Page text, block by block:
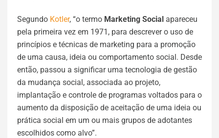
Segundo Kotler, “o termo Marketing Social apareceu
pela primeira vez em 1971, para descrever o uso de
princípios e técnicas de marketing para a promoção
de uma causa, ideia ou comportamento social. Desde
então, passou a significar uma tecnologia de gestão
da mudança social, associada ao projeto,
implantação e controle de programas voltados para o
aumento da disposição de aceitação de uma ideia ou
prática social em um ou mais grupos de adotantes
escolhidos como alvo”.